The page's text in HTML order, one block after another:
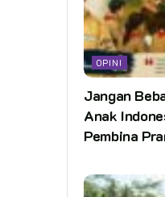
OPINI
Jangan
Anak
Pembina